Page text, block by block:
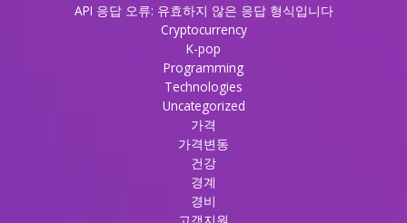
API 응답 오류: 유효하지 않은 응답 형식입니다
Cryptocurrency
K-pop
Programming
Technologies
Uncategorized
가격
가격변동
건강
경계
경비